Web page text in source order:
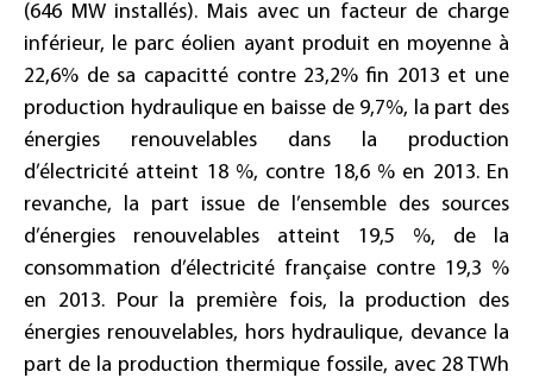
(646 MW installés). Mais avec un facteur de charge
inférieur, le parc éolien ayant produit en moyenne à
22,6% de sa capacitté contre 23,2% fin 2013 et une
production hydraulique en baisse de 9,7%, la part des
énergies renouvelables dans la production
d’électricité atteint 18 %, contre 18,6 % en 2013. En
revanche, la part issue de l’ensemble des sources
d’énergies renouvelables atteint 19,5 %, de la
consommation d’électricité française contre 19,3 %
en 2013. Pour la première fois, la production des
énergies renouvelables, hors hydraulique, devance la
part de la production thermique fossile, avec 28 TWh